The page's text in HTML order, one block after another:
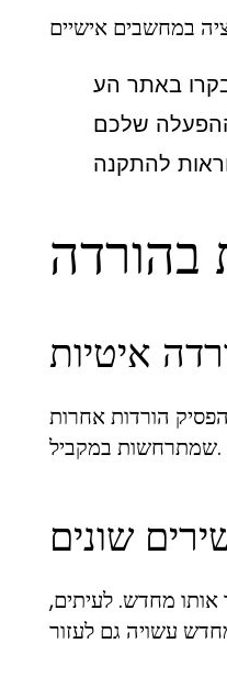
בהורדה
איטיות
הורדות אחרות
שמתרחשות במקביל.
שונים
מחדש. לעיתים,